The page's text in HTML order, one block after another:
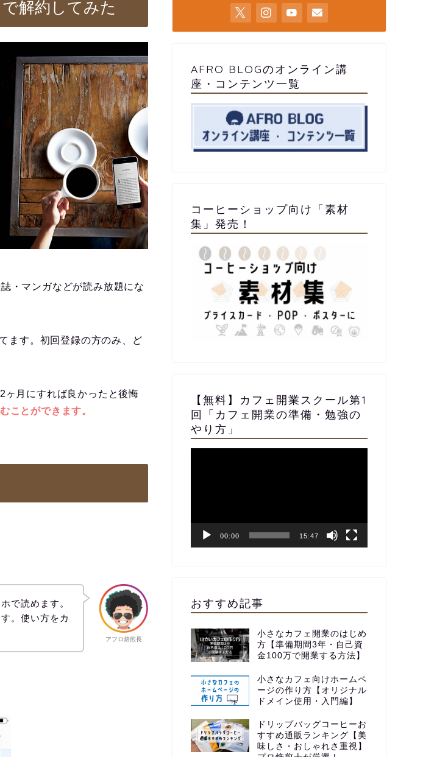
解約してみた
・マンガなどが読み放題にな
ます。初回登録の方のみ、ど
ヶ月にすれば良かったと後悔
ことができます。
アフロ焙煎長
で読めます。
。使い方をカ
AFRO BLOGのオンライン講
座・コンテンツ一覧
コーヒーショップ向け「素材
集」発売！
【無料】カフェ開業スクール第1
回「カフェ開業の準備・勉強の
やり方」
00:00 15:47
おすすめ記事
小さなカフェ開業のはじめ
方【準備期間3年・自己資
金100万で開業する方法】
小さなカフェ向けホームペ
ージの作り方【オリジナル
ドメイン使用・入門編】
ドリップバッグコーヒーお
すすめ通販ランキング【美
味しさ・おしゃれさ重視】